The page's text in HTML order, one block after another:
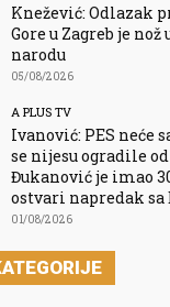
Knežević: Odlazak
Gore u Zagreb je
narodu
05/08/2026
A PLUS TV
Ivanović: PES neće
se nijesu ogradile
Đukanović je imao
ostvari napredak sa
01/08/2026